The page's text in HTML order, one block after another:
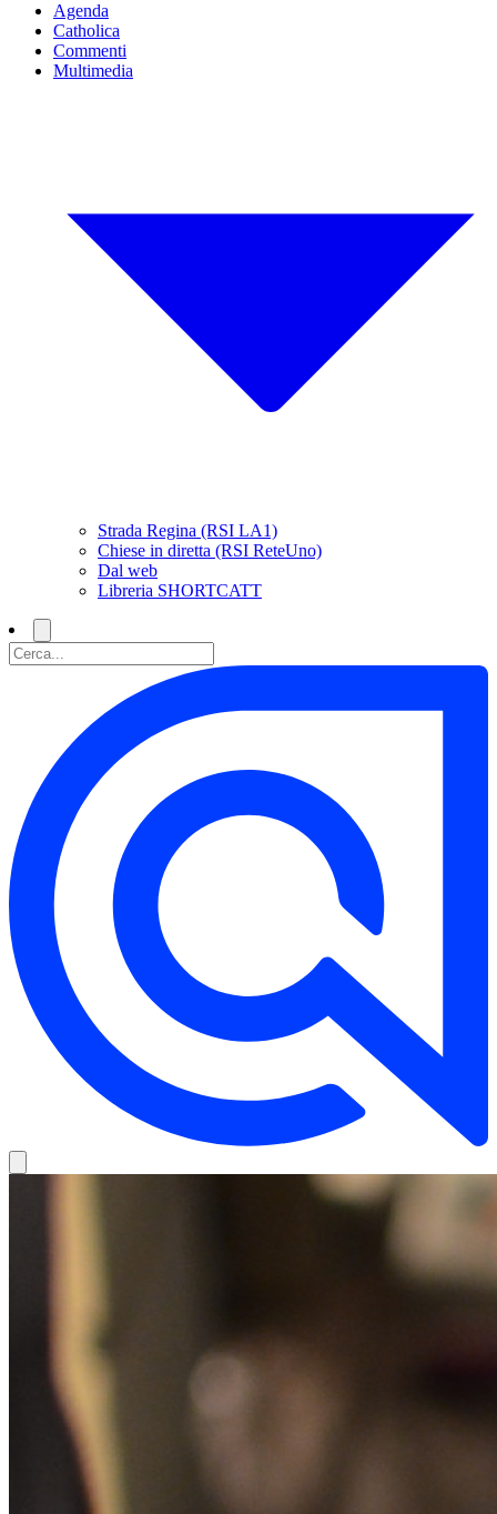
Agenda
Catholica
Commenti
Multimedia
Strada Regina (RSI LA1)
Chiese in diretta (RSI ReteUno)
Dal web
Libreria SHORTCATT